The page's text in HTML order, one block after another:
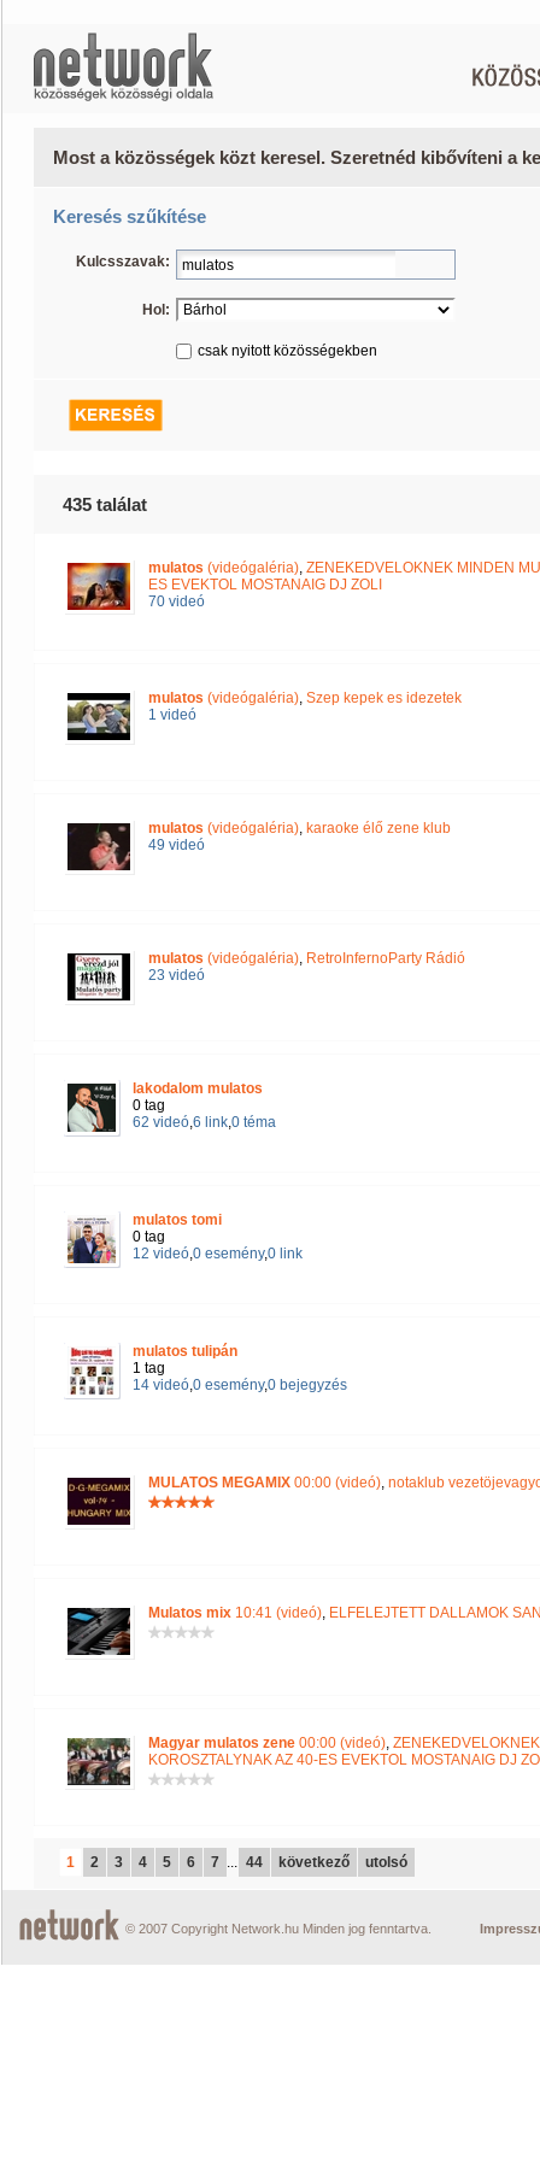
Most a közösségek közt keresel. Szeretnéd kibővíteni a
Keresés szűkítése
Kulcsszavak:
Hol:
csak nyitott közösségekben
435 találat
mulatos (videógaléria), ZENEKEDVELOKNEK MINDEN
ES EVEKTOL MOSTANAIG DJ ZOLI
70 videó
mulatos (videógaléria), Szep kepek es idezetek
1 videó
mulatos (videógaléria), karaoke élő zene klub
49 videó
mulatos (videógaléria), RetroInfernoParty Rádió
23 videó
lakodalom mulatos
0 tag
62 videó,6 link,0 téma
mulatos tomi
0 tag
12 videó,0 esemény,0 link
mulatos tulipán
1 tag
14 videó,0 esemény,0 bejegyzés
MULATOS MEGAMIX 00:00 (videó), notaklub
Mulatos mix 10:41 (videó), ELFELEJTETT DALLAMOK
Magyar mulatos zene 00:00 (videó),
KOROSZTALYNAK AZ 40-ES EVEKTOL MOSTANAIG DJ
1 2 3 4 5 6 7 ... 44 következő utolsó
© 2007 Copyright Network.hu Minden jog fenntartva.